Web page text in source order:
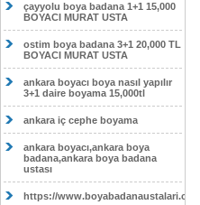
SOKULLU DAİRE BOYAMA 1000TL
çayyolu boya badana 1+1 15,000
BOYACI MURAT USTA
ostim boya badana 3+1 20,000 TL
BOYACI MURAT USTA
ankara boyacı boya nasıl yapılır
3+1 daire boyama 15,000tl
ankara iç cephe boyama
ankara boyacı,ankara boya
badana,ankara boya badana
ustası
https://www.boyabadanaustalari.com/